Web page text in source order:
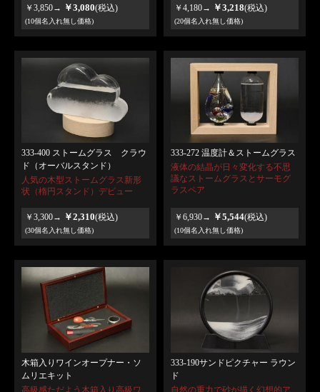
￥3,850→ ￥3,080(税込)
(10個名入れ無し価格)
￥4,180→ ￥3,218(税込)
(20個名入れ無し価格)
333-400 ストームグラス クラウ
ド（オーバルスタンド）
人気の木型ストームグラス新形
状（楕円スタンド）デビュー
￥3,300→ ￥2,310(税込)
(30個名入れ無し価格)
333-272 温度計＆ストームグラス
液体の結晶が日々変化する不思
議なストームグラスとサーモグ
ラスペア
￥6,930→ ￥5,544(税込)
(10個名入れ無し価格)
木箱入りワインオープナー・ソ
ムリエキット
高級感ただよう木箱入り高級ワ
333-190サンドピクチャー ラウン
ド
自然の重力で砂が描く幻想的ア